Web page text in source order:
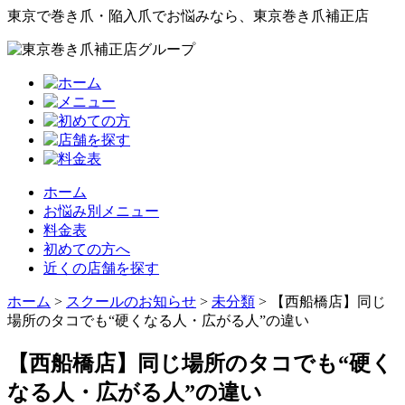
東京で巻き爪・陥入爪でお悩みなら、東京巻き爪補正店
ホーム
お悩み別メニュー
料金表
初めての方へ
近くの店舗を探す
ホーム > スクールのお知らせ > 未分類 >
【西船橋店】同じ
場所のタコでも“硬くなる人・広がる人”の違い
【西船橋店】同じ場所のタコでも“硬く
なる人・広がる人”の違い